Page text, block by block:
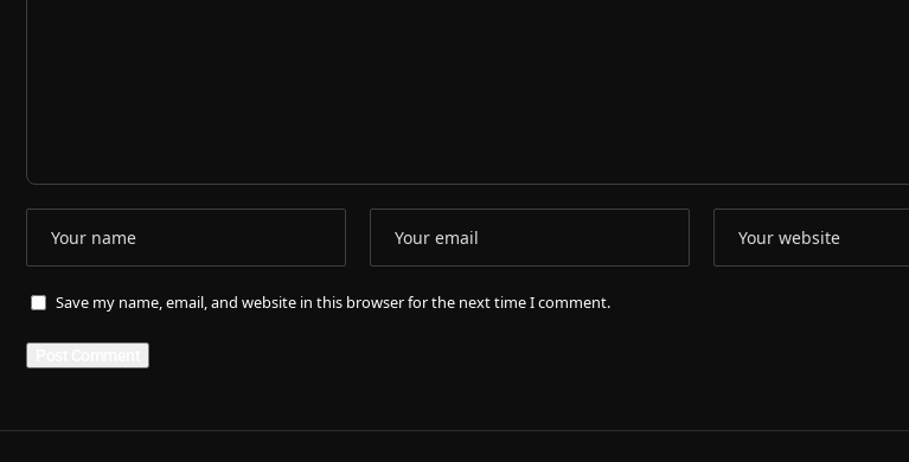
Save my name, email, and website in this browser for the next time I comment.